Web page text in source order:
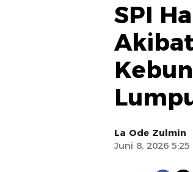
SPI
La Ode Zulmin
Juni 8, 2026